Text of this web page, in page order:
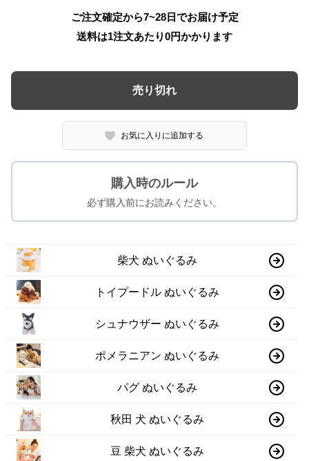
ご注文確定から7~28日でお届け予定
送料は1注文あたり0円かかります
売り切れ
お気に入りに追加する
購入時のルール
必ず購入前にお読みください。
柴犬 ぬいぐるみ
トイプードル ぬいぐるみ
シュナウザー ぬいぐるみ
ポメラニアン ぬいぐるみ
パグ ぬいぐるみ
秋田 犬 ぬいぐるみ
豆 柴犬 ぬいぐるみ